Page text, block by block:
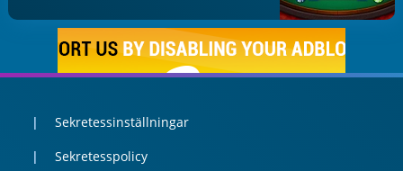
Sekretessinställningar
Sekretesspolicy